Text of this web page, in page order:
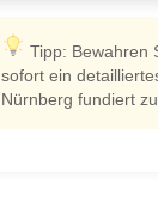
Tipp: Bewahren
sofort ein
Nürnberg fundiert